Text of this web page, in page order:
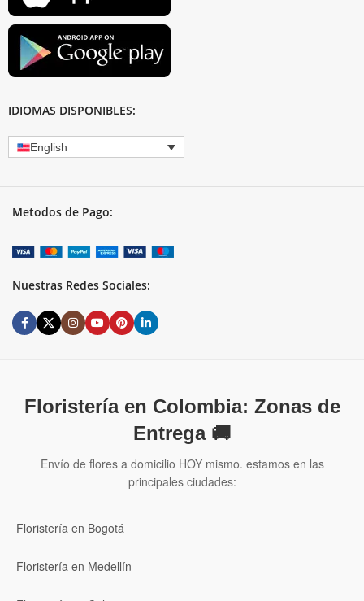
IDIOMAS DISPONIBLES:
English
Metodos de Pago:
Nuestras Redes Sociales:
Floristería en Colombia: Zonas de
Entrega 🚚
Envío de flores a domicilio HOY mismo. estamos en las
principales ciudades:
Floristería en Bogotá
Floristería en Medellín